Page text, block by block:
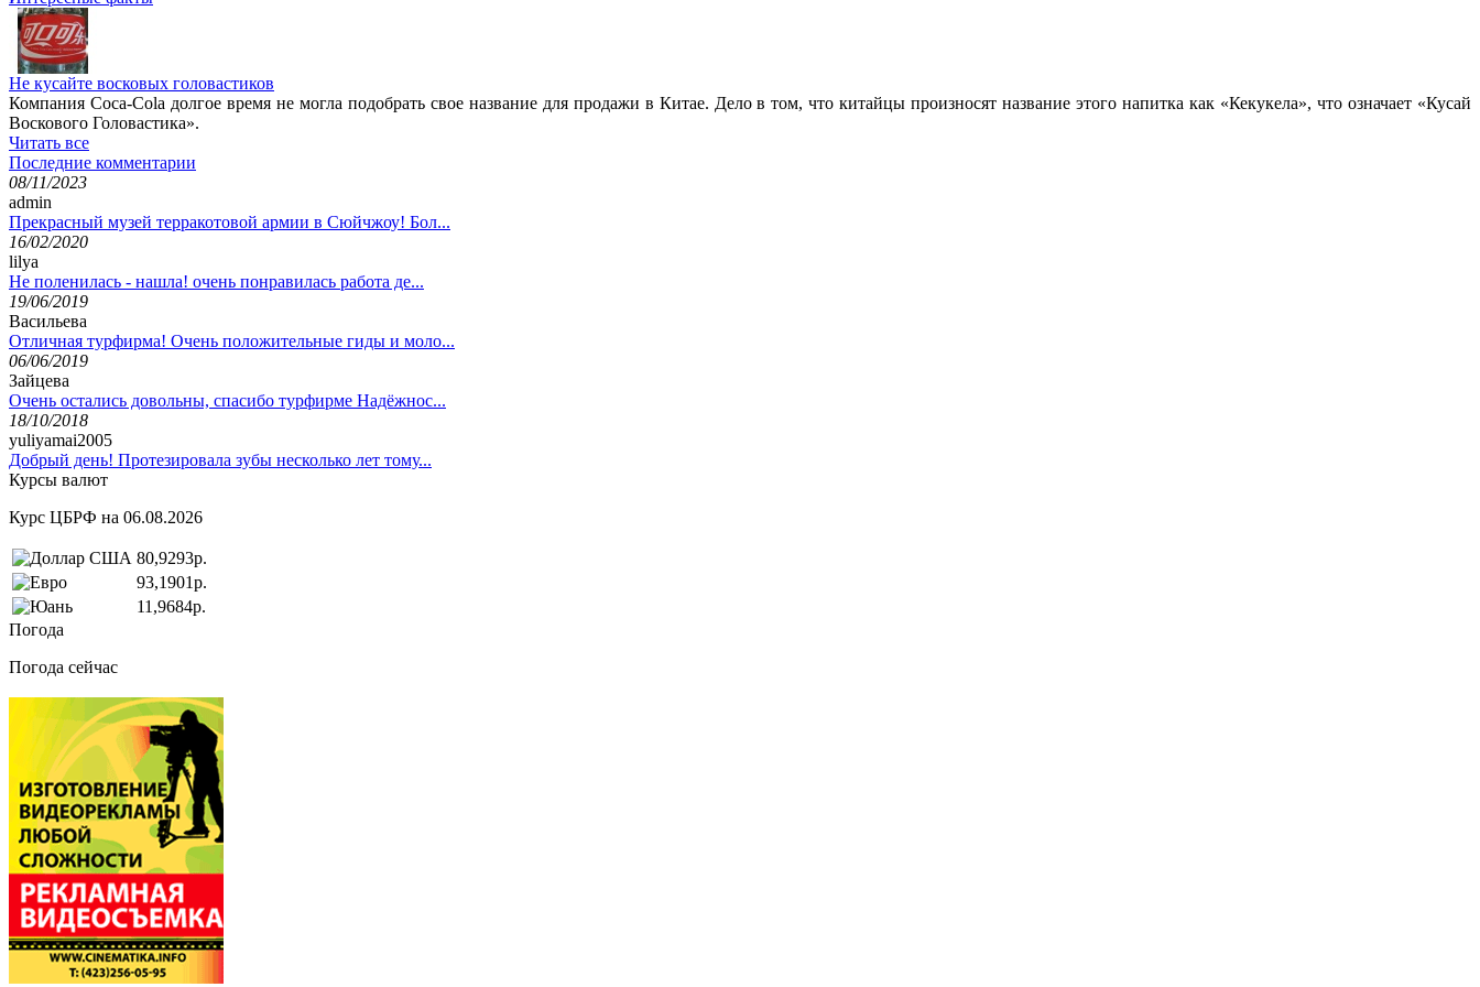
Не кусайте восковых головастиков
Компания Coca-Cola долгое время не могла подобрать свое название для продажи в Китае. Дело в том, что китайцы произносят название этого напитка как «Кекукела», что означает «Кусай
Воскового Головастика».
Читать все
Последние комментарии
08/11/2023
admin
Прекрасный музей терракотовой армии в Сюйчжоу! Бол...
16/02/2020
lilya
Не поленилась - нашла! очень понравилась работа де...
19/06/2019
Васильева
Отличная турфирма! Очень положительные гиды и моло...
06/06/2019
Зайцева
Очень остались довольны, спасибо турфирме Надёжнос...
18/10/2018
yuliyamai2005
Добрый день! Протезировала зубы несколько лет тому...
Курсы валют
Курс ЦБРФ на 06.08.2026
80,9293р.
93,1901р.
11,9684р.
Погода
Погода сейчас